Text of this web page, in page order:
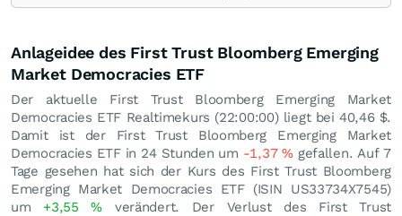
Anlageidee des First Trust Bloomberg Emerging
Market Democracies ETF
Der aktuelle First Trust Bloomberg Emerging Market
Democracies ETF Realtimekurs (22:00:00) liegt bei 40,46 $.
Damit ist der First Trust Bloomberg Emerging Market
Democracies ETF in 24 Stunden um -1,37%gefallen. Auf 7
Tage gesehen hat sich der Kurs des First Trust Bloomberg
Emerging Market Democracies ETF (ISIN US33734X7545)
um +3,55% verändert. Der Verlust des First Trust